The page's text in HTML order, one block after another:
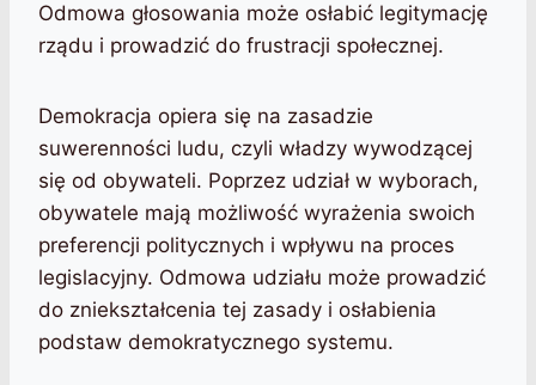
Odmowa głosowania może osłabić legitymację
rządu i prowadzić do frustracji społecznej.
Demokracja opiera się na zasadzie
suwerenności ludu, czyli władzy wywodzącej
się od obywateli. Poprzez udział w wyborach,
obywatele mają możliwość wyrażenia swoich
preferencji politycznych i wpływu na proces
legislacyjny. Odmowa udziału może prowadzić
do zniekształcenia tej zasady i osłabienia
podstaw demokratycznego systemu.